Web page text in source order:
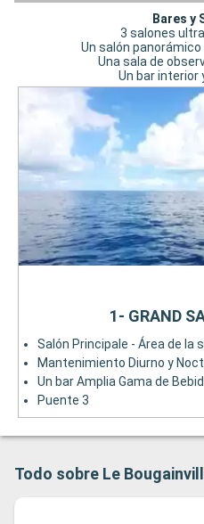
Bares y
3 salones
Un salón
Una sala de
Un bar interior
Salón Principale - Área de la
Mantenimiento Diurno y
Un bar Amplia Gama de
Puente 3
1- GRAND
Todo sobre Le